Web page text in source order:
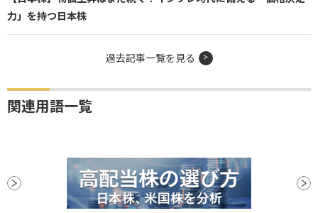
力」を持つ日本株
過去記事一覧を見る
関連用語一覧